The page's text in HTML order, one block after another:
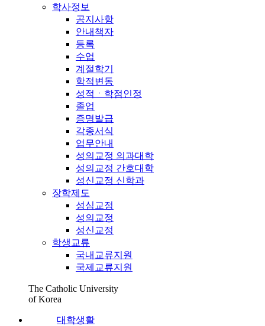
학사정보
공지사항
안내책자
등록
수업
계절학기
학적변동
성적ㆍ학점인정
졸업
증명발급
각종서식
업무안내
성의교정 의과대학
성의교정 간호대학
성신교정 신학과
장학제도
성심교정
성의교정
성신교정
학생교류
국내교류지원
국제교류지원
The Catholic University
of Korea
대학생활